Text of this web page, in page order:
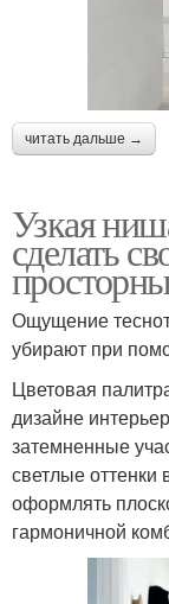
читать дальше →
Узкая
сделать
Ощущение
убирают при
Цветовая
дизайне
затемненные
светлые оттенки
оформлять
гармоничной